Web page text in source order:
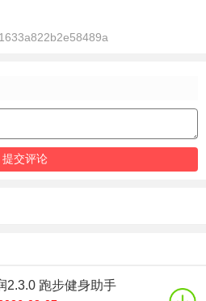
2.3.0 跑步健身助手